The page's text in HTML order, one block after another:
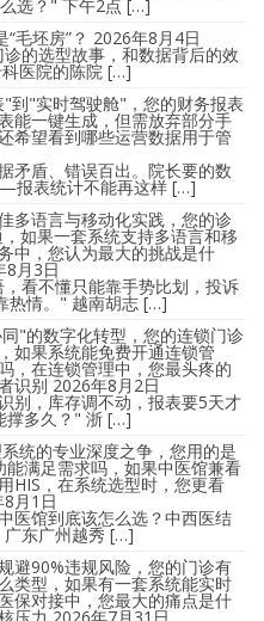
选？" 下午2点 […]
毛坯房”？ 2026年8月4日
诊的选型故事，和数据背后的效
医院的陈院 […]
到"实时驾驶舱"，您的财务报表
能一键生成，但需放弃部分手
希望看到哪些运营数据用于管
矛盾、错误百出。院长要的数
报表统计不能再这样 […]
多语言与移动化实践，您的诊
如果一套系统支持多语言和移
中，您认为最大的挑战是什
8月3日
看不懂只能靠手势比划，投诉
情。" 越南胡志 […]
"的数字化转型，您的连锁门诊
如果系统能免费开通连锁管
，在连锁管理中，您最头疼的
识别 2026年8月2日
别，库存调不动，报表要5天才
多久？" 浙 […]
统的专业深度之争，您用的是
满足需求吗，如果中医馆兼看
HIS，在系统选型时，您更看
月1日
医馆到底该怎么选？中西医结
广东广州越秀 […]
避90%违规风险，您的门诊有
类型，如果有一套系统能实时
保对接中，您最大的痛点是什